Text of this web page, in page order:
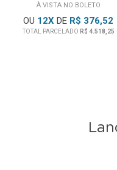
À VISTA NO BOLETO
OU 12X DE R$ 376,52
TOTAL PARCELADO R$ 4.518,25